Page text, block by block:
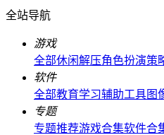
全站导航
游戏
全部休闲解压角色扮演策
软件
全部教育学习辅助工具图
专题
专题推荐游戏合集软件合